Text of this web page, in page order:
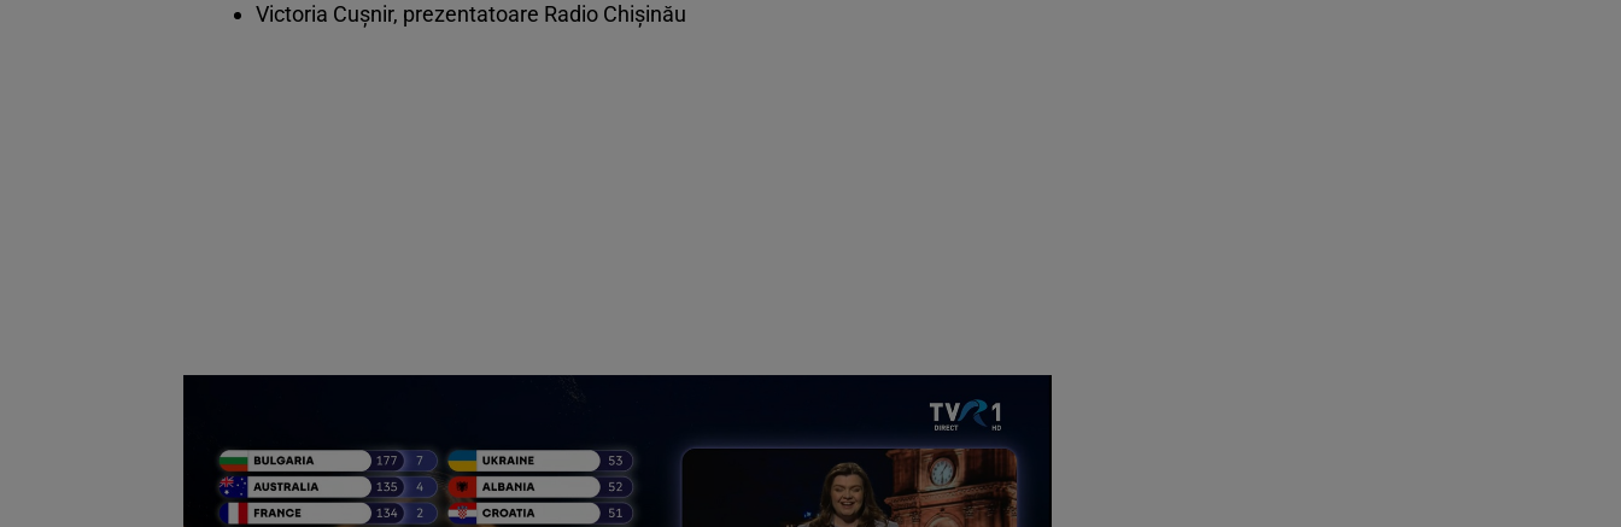
Victoria Cușnir, prezentatoare Radio Chișinău